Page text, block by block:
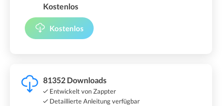
Kostenlos
Kostenlos
81352 Downloads
Entwickelt von Zappter
Detaillierte Anleitung verfügbar